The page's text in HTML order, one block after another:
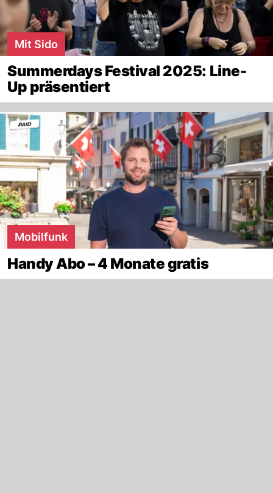
Mit Sido
Summerdays Festival 2025: Line-
Up präsentiert
Mobilfunk
Handy Abo – 4 Monate gratis